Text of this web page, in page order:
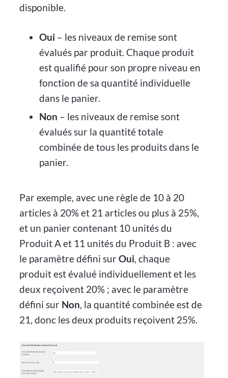
disponible.
Oui – les niveaux de remise sont
évalués par produit. Chaque produit
est qualifié pour son propre niveau en
fonction de sa quantité individuelle
dans le panier.
Non – les niveaux de remise sont
évalués sur la quantité totale
combinée de tous les produits dans le
panier.
Par exemple, avec une règle de 10 à 20
articles à 20% et 21 articles ou plus à 25%,
et un panier contenant 10 unités du
Produit A et 11 unités du Produit B : avec
le paramètre défini surOui, chaque
produit est évalué individuellement et les
deux reçoivent 20% ; avec le paramètre
défini sur Non, la quantité combinée est de
21, donc les deux produits reçoivent 25%.